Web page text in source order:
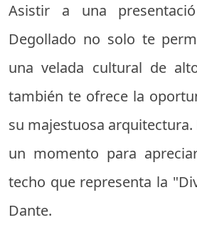
Asistir a una
Degollado no solo te
una velada cultural de
también te ofrece la
su majestuosa
un momento para
techo que representa la
Dante.